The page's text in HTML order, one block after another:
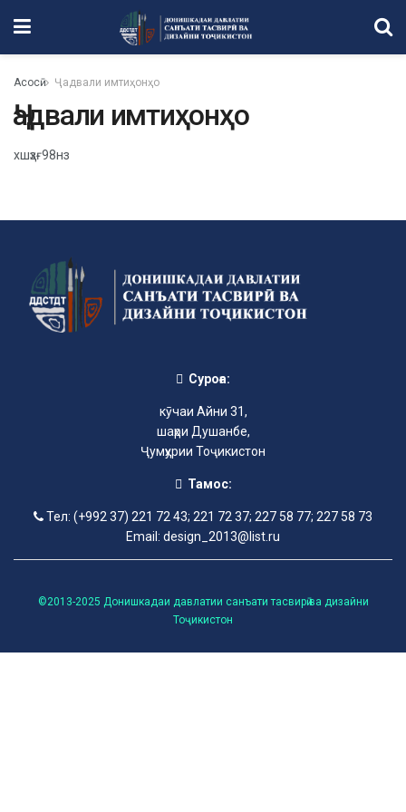
Асосӣ Ҷадвали имтиҳонҳо
Ҷадвали имтиҳонҳо
хшҳзғ98нз
Суроға:
кӯчаи Айни 31,
шаҳри Душанбе,
Ҷумҳурии Тоҷикистон
Тамос:
Тел: (+992 37) 221 72 43; 221 72 37; 227 58 77; 227 58 73
Email: design_2013@list.ru
©2013-2025 Донишкадаи давлатии санъати тасвирӣ ва дизайни
Тоҷикистон